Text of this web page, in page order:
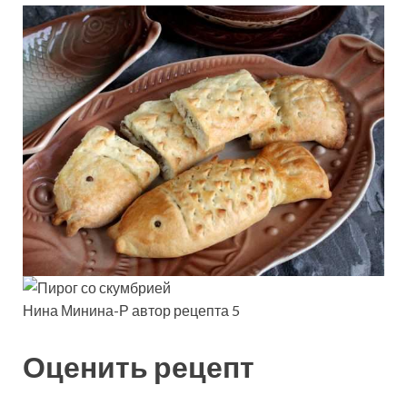
Нина Минина-Р автор рецепта 5
Оценить рецепт